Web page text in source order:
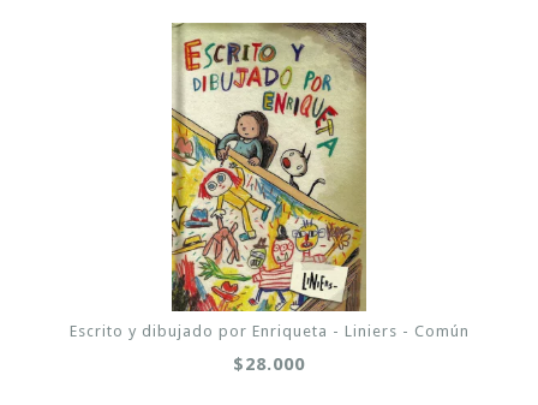
Escrito y dibujado por Enriqueta - Liniers - Común
$28.000